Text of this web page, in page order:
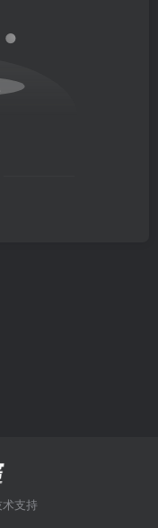
支持